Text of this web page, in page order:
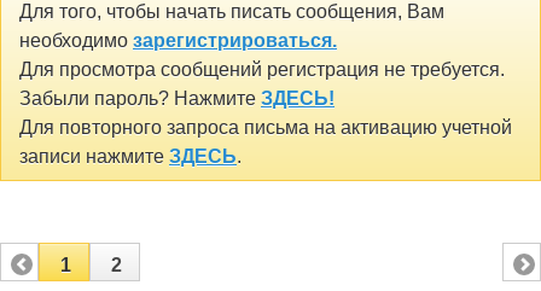
Для того, чтобы начать писать сообщения, Вам
необходимо зарегистрироваться.
Для просмотра сообщений регистрация не требуется.
Забыли пароль? Нажмите ЗДЕСЬ!
Для повторного запроса письма на активацию учетной
записи нажмите ЗДЕСЬ.
1 2